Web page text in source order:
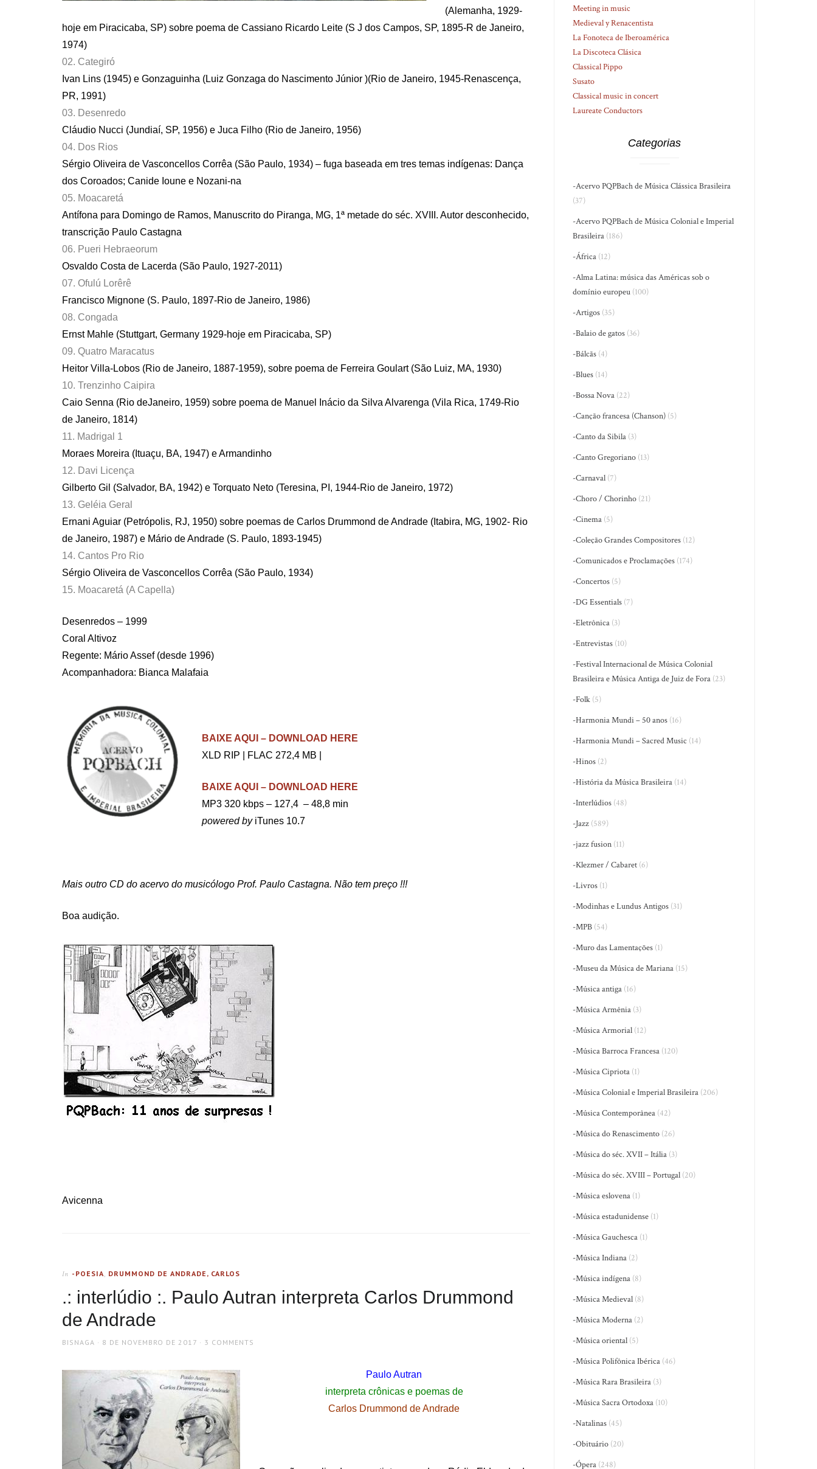
(Alemanha, 1929-
hoje em Piracicaba, SP) sobre poema de Cassiano Ricardo Leite (S J dos Campos, SP, 1895-R de Janeiro,
1974)
02. Categiró
Ivan Lins (1945) e Gonzaguinha (Luiz Gonzaga do Nascimento Júnior )(Rio de Janeiro, 1945-Renascença,
PR, 1991)
03. Desenredo
Cláudio Nucci (Jundiaí, SP, 1956) e Juca Filho (Rio de Janeiro, 1956)
04. Dos Rios
Sérgio Oliveira de Vasconcellos Corrêa (São Paulo, 1934) – fuga baseada em tres temas indígenas: Dança
dos Coroados; Canide Ioune e Nozani-na
05. Moacaretá
Antífona para Domingo de Ramos, Manuscrito do Piranga, MG, 1ª metade do séc. XVIII. Autor desconhecido,
transcrição Paulo Castagna
06. Pueri Hebraeorum
Osvaldo Costa de Lacerda (São Paulo, 1927-2011)
07. Ofulú Lorêrê
Francisco Mignone (S. Paulo, 1897-Rio de Janeiro, 1986)
08. Congada
Ernst Mahle (Stuttgart, Germany 1929-hoje em Piracicaba, SP)
09. Quatro Maracatus
Heitor Villa-Lobos (Rio de Janeiro, 1887-1959), sobre poema de Ferreira Goulart (São Luiz, MA, 1930)
10. Trenzinho Caipira
Caio Senna (Rio deJaneiro, 1959) sobre poema de Manuel Inácio da Silva Alvarenga (Vila Rica, 1749-Rio
de Janeiro, 1814)
11. Madrigal 1
Moraes Moreira (Ituaçu, BA, 1947) e Armandinho
12. Davi Licença
Gilberto Gil (Salvador, BA, 1942) e Torquato Neto (Teresina, PI, 1944-Rio de Janeiro, 1972)
13. Geléia Geral
Ernani Aguiar (Petrópolis, RJ, 1950) sobre poemas de Carlos Drummond de Andrade (Itabira, MG, 1902- Rio
de Janeiro, 1987) e Mário de Andrade (S. Paulo, 1893-1945)
14. Cantos Pro Rio
Sérgio Oliveira de Vasconcellos Corrêa (São Paulo, 1934)
15. Moacaretá (A Capella)
Desenredos – 1999
Coral Altivoz
Regente: Mário Assef (desde 1996)
Acompanhadora: Bianca Malafaia
BAIXE AQUI – DOWNLOAD HERE
XLD RIP | FLAC 272,4 MB |
BAIXE AQUI – DOWNLOAD HERE
MP3 320 kbps – 127,4 – 48,8 min
powered byiTunes 10.7
Mais outro CD do acervo do musicólogo Prof. Paulo Castagna. Não tem preço !!!
Boa audição.
Avicenna
In -POESIA, DRUMMOND DE ANDRADE, CARLOS
.: interlúdio :. Paulo Autran interpreta Carlos Drummond
de Andrade
AUTHOR
BISNAGA
POSTED
8 DE NOVEMBRO DE 2017 3 COMMENTS
Paulo Autran
interpreta crônicas e poemas de
Carlos Drummond de Andrade
Meeting in music
Medieval y Renacentista
La Fonoteca de Iberoamérica
La Discoteca Clásica
Classical Pippo
Susato
Classical music in concert
Laureate Conductors
Categorias
-Acervo PQPBach de Música Clássica Brasileira
(37)
-Acervo PQPBach de Música Colonial e Imperial
Brasileira (186)
-África (12)
-Alma Latina: música das Américas sob o
domínio europeu (100)
-Artigos (35)
-Balaio de gatos (36)
-Bálcãs (4)
-Blues (14)
-Bossa Nova (22)
-Canção francesa (Chanson) (5)
-Canto da Sibila (3)
-Canto Gregoriano (13)
-Carnaval (7)
-Choro / Chorinho (21)
-Cinema (5)
-Coleção Grandes Compositores (12)
-Comunicados e Proclamações (174)
-Concertos (5)
-DG Essentials (7)
-Eletrônica (3)
-Entrevistas (10)
-Festival Internacional de Música Colonial
Brasileira e Música Antiga de Juiz de Fora (23)
-Folk (5)
-Harmonia Mundi – 50 anos (16)
-Harmonia Mundi – Sacred Music (14)
-Hinos (2)
-História da Música Brasileira (14)
-Interlúdios (48)
-Jazz (589)
-jazz fusion (11)
-Klezmer / Cabaret (6)
-Livros (1)
-Modinhas e Lundus Antigos (31)
-MPB (54)
-Muro das Lamentações (1)
-Museu da Música de Mariana (15)
-Música antiga (16)
-Música Armênia (3)
-Música Armorial (12)
-Música Barroca Francesa (120)
-Música Cipriota (1)
-Música Colonial e Imperial Brasileira (206)
-Música Contemporânea (42)
-Música do Renascimento (26)
-Música do séc. XVII – Itália (3)
-Música do séc. XVIII – Portugal (20)
-Música eslovena (1)
-Música estadunidense (1)
-Música Gauchesca (1)
-Música Indiana (2)
-Música indígena (8)
-Música Medieval (8)
-Música Moderna (2)
-Música oriental (5)
-Música Polifônica Ibérica (46)
-Música Rara Brasileira (3)
-Música Sacra Ortodoxa (10)
-Natalinas (45)
-Obituário (20)
-Ópera (248)